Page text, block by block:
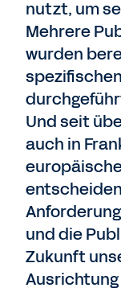
nutzt, um
Mehrere
wurden
Und seit
auch in
und die
Zukunft
Ausrichtung